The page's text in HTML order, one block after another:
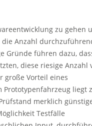
zu gehen
die Anzahl
Gründe führen dazu,
diese riesige Anzahl
große Vorteil eines
Prototypenfahrzeug liegt
merklich
Testfälle